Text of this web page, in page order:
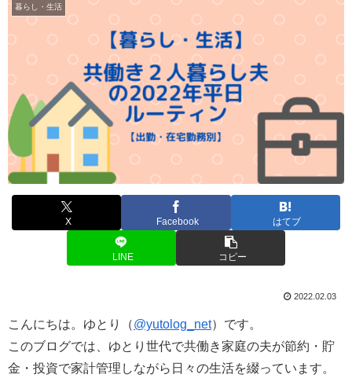
暮らし・生活
X Facebook はてブ
LINE コピー
2022.02.03
こんにちは。ゆとり（@yutolog_net）です。
このブログでは、ゆとり世代で共働き家庭の夫が節約・貯
金・投資で家計管理しながら日々の生活を綴っています。